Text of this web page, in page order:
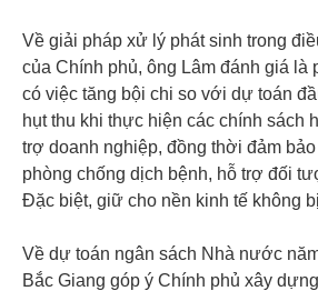
Về giải pháp xử lý phát sinh trong
của Chính phủ, ông Lâm đánh giá là
có việc tăng bội chi so với dự toán
hụt thu khi thực hiện các chính sách
trợ doanh nghiệp, đồng thời đảm
phòng chống dịch bệnh, hỗ trợ đối
Đặc biệt, giữ cho nền kinh tế không
Về dự toán ngân sách Nhà nước
Bắc Giang góp ý Chính phủ xây